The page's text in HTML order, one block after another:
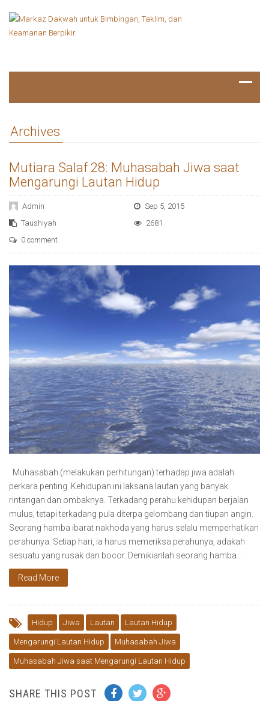
Archives
Mutiara Salaf 28: Muhasabah Jiwa saat
Mengarungi Lautan Hidup
Admin
Sep 5, 2015
Taushiyah
2681
0 comment
Muhasabah (melakukan perhitungan) terhadap jiwa adalah
perkara penting. Kehidupan ini laksana lautan yang banyak
rintangan dan ombaknya. Terkadang perahu kehidupan berjalan
mulus, tetapi terkadang pula diterpa gelombang dan tiupan angin.
Seorang hamba ibarat nakhoda yang harus selalu memperhatikan
perahunya. Setiap hari, ia harus memeriksa perahunya, adakah
sesuatu yang rusak dan bocor. Demikianlah seorang hamba…
Read More
Hidup Jiwa Lautan Lautan Hidup
Mengarungi Lautan Hidup Muhasabah Jiwa
Muhasabah Jiwa saat Mengarungi Lautan Hidup
SHARE THIS POST